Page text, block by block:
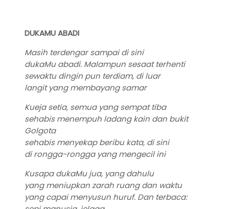
DUKAMU ABADI
Masih terdengar sampai di sini
dukaMu abadi. Malampun sesaat terhenti
sewaktu dingin pun terdiam, di luar
langit yang membayang samar
Kueja setia, semua yang sempat tiba
sehabis menempuh ladang kain dan bukit
Golgota
sehabis menyekap beribu kata, di sini
di rongga-rongga yang mengecil ini
Kusapa dukaMu jua, yang dahulu
yang meniupkan zarah ruang dan waktu
yang capai menyusun huruf. Dan terbaca: